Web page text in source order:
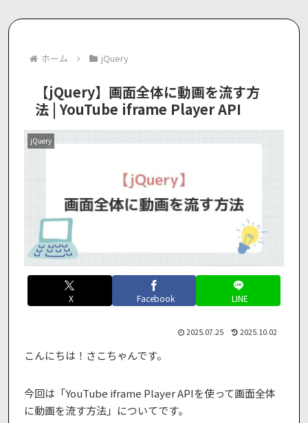
ホーム jQuery
【jQuery】画面全体に動画を流す方
法 | YouTube iframe Player API
jQuery
X Facebook LINE
2025.07.25 2025.10.02
こんにちは！さこちゃんです。
今回は「YouTube iframe Player APIを使って画面全体
に動画を流す方法」についてです。